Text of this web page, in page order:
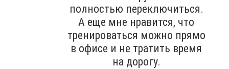
полностью переключиться.
А еще мне нравится, что
тренироваться можно прямо
в офисе и не тратить время
на дорогу.